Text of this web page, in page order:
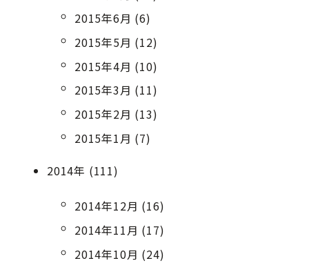
2015年6月 (6)
2015年5月 (12)
2015年4月 (10)
2015年3月 (11)
2015年2月 (13)
2015年1月 (7)
2014年 (111)
2014年12月 (16)
2014年11月 (17)
2014年10月 (24)